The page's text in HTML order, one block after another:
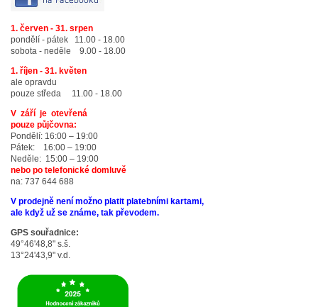
1. červen - 31. srpen
pondělí - pátek 11.00 - 18.00
sobota - neděle 9.00 - 18.00
1. říjen - 31. květen
ale opravdu
pouze středa 11.00 - 18.00
V září je otevřená
pouze půjčovna:
Pondělí: 16:00 – 19:00
Pátek: 16:00 – 19:00
Neděle: 15:00 – 19:00
nebo po telefonické domluvě
na: 737 644 688
V prodejně není možno platit platebními kartami,
ale když už se známe, tak převodem.
GPS souřadnice:
49°46'48,8" s.š.
13°24'43,9" v.d.